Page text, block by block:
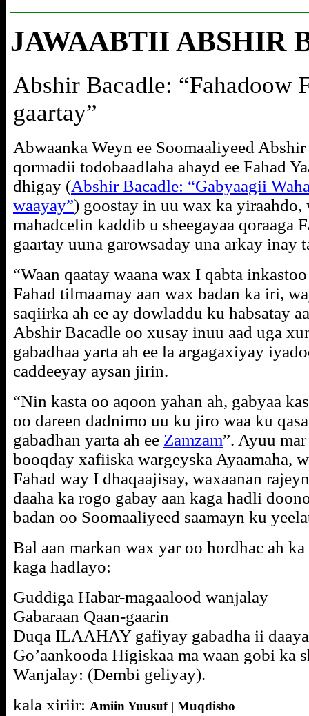
JAWAABTII ABSHIR
Abshir Bacadle: “Fahadoow
gaartay”
Abwaanka Weyn ee Soomaaliyeed
qormadii todobaadlaha ahayd ee Fahad
dhigay (Abshir Bacadle: “Gabyaagii
waayay”) goostay in uu wax ka yiraahdo,
mahadcelin kaddib u sheegayaa qoraaga
gaartay uuna garowsaday una arkay inay
“Waan qaatay waana wax I qabta
Fahad tilmaamay aan wax badan ka iri,
saqiirka ah ee ay dowladdu ku habsatay
Abshir Bacadle oo xusay inuu aad uga
gabadhaa yarta ah ee la argagaxiyay
caddeeyay aysan jirin.
“Nin kasta oo aqoon yahan ah, gabyaa
oo dareen dadnimo uu ku jiro waa ku
gabadhan yarta ah ee Zamzam”. Ayuu
booqday xafiiska wargeyska Ayaamaha,
Fahad way I dhaqaajisay, waxaanan
daaha ka rogo gabay aan kaga hadli
badan oo Soomaaliyeed saamayn ku
Bal aan markan wax yar oo hordhac ah
kaga hadlayo:
Guddiga Habar-magaalood wanjalay
Gabaraan Qaan-gaarin
Duqa ILAAHAY gafiyay gabadha ii daaya
Go’aankooda Higiskaa ma waan gobi ka
Wanjalay: (Dembi geliyay).
kala xiriir: Amiin Yuusuf | Muqdisho